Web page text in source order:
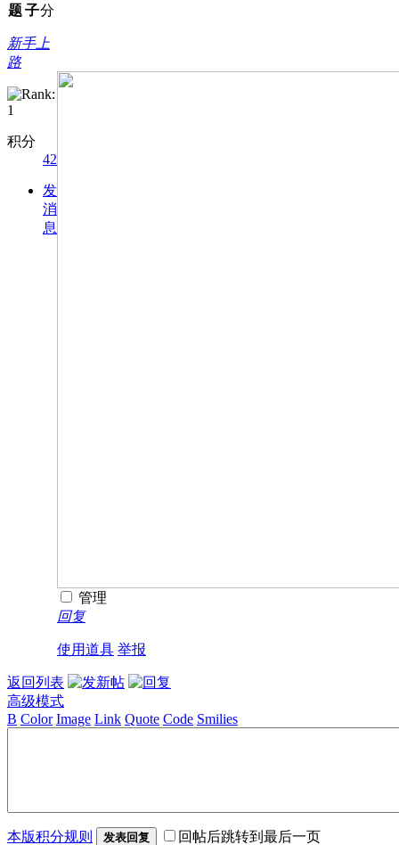
题子分
新手上
路
积分
42
发
消
息
管理
回复
使用道具 举报
返回列表
高级模式
B Color Image Link Quote Code Smilies
本版积分规则 发表回复 回帖后跳转到最后一页